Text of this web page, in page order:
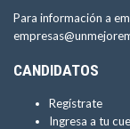
Para información a
CANDIDATOS
Regístrate
Ingresa a tu